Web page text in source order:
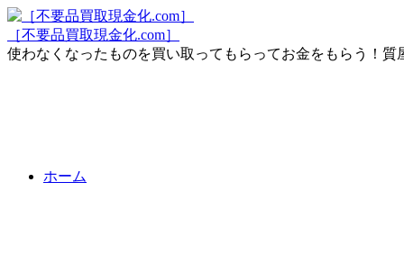
［不要品買取現金化.com］
使わなくなったものを買い取ってもらってお金をもらう！質
ホーム